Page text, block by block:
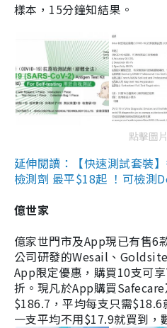
樣本，15分鐘知結果。
點擊圖
延伸閱讀：【快速測試套裝
檢測劑 最平$18起 ！可檢測
億世家
億家世門市及App現已有售6
公司研發的Wesail、
App限定優惠，購買10支可
折。現凡於App購買
$186.7，平均每支只需
一支平均不用$17.9就買到，